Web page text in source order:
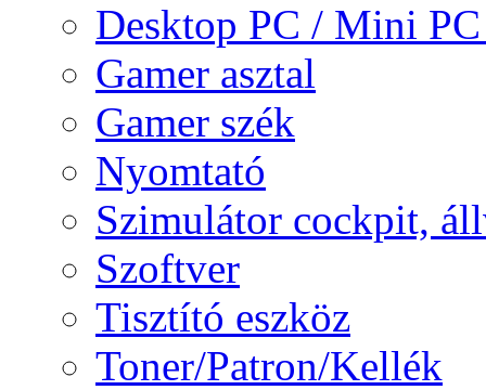
Desktop PC / Mini
Gamer asztal
Gamer szék
Nyomtató
Szimulátor cockpit,
Szoftver
Tisztító eszköz
Toner/Patron/Kellék